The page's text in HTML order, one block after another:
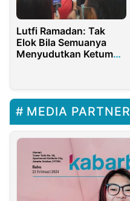
Lutfi Ramadan: Tak
Elok Bila Semuanya
Menyudutkan Ketum
MEDIA PARTNER